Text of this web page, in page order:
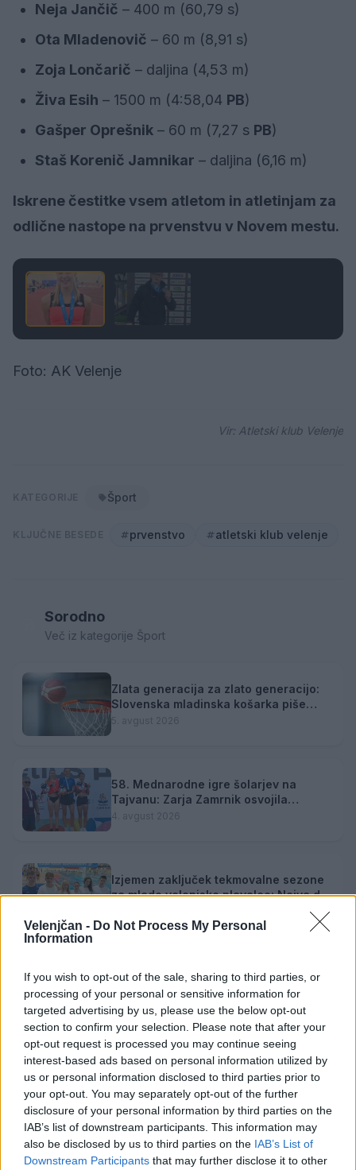
Velenjčan - Do Not Process My Personal
Information
If you wish to opt-out of the sale, sharing to third parties, or
processing of your personal or sensitive information for
targeted advertising by us, please use the below opt-out
section to confirm your selection. Please note that after your
opt-out request is processed you may continue seeing
interest-based ads based on personal information utilized by
us or personal information disclosed to third parties prior to
your opt-out. You may separately opt-out of the further
disclosure of your personal information by third parties on the
IAB’s list of downstream participants. This information may
also be disclosed by us to third parties on the IAB’s List of
Downstream Participants that may further disclose it to other
Neja Jančič – 400 m (60,79 s)
Ota Mladenovič – 60 m (8,91 s)
Zoja Lončarič – daljina (4,53 m)
Živa Esih – 1500 m (4:58,04 PB)
Gašper Oprešnik – 60 m (7,27 s PB)
Staš Korenič Jamnikar – daljina (6,16 m)
Iskrene čestitke vsem atletom in atletinjam za
odlične nastope na prvenstvu v Novem mestu.
1 / 2
Foto: AK Velenje
Vir: Atletski klub Velenje
Šport
prvenstvo atletski klub velenje
Sorodno
Več iz kategorije Šport
Zlata generacija za zlato generacijo:
Slovenska mladinska košarka piše
zgodovino
5. avgust 2026
58. Mednarodne igre šolarjev na
Tajvanu: Zarja Zamrnik osvojila
srebrno medaljo
4. avgust 2026
Izjemen zaključek tekmovalne sezone
za mlade velenjske plavalce: Najya do
Zgodovinski bron: Slovenski odbojkarji
v Ligi narodov premagali Japonsko
2. avgust 2026
Opozorilo:Po 297. členu Kazenskega zakonika je
posameznik kazensko odgovoren za javno spodbujanje
sovraštva, nasilja ali nestrpnosti. Komentarji z žaljivimi,
rasističnimi, diskriminatornimi ali nezakonitimi vsebinami